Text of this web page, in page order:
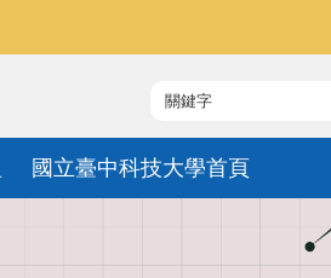
國立臺中科技大學首頁